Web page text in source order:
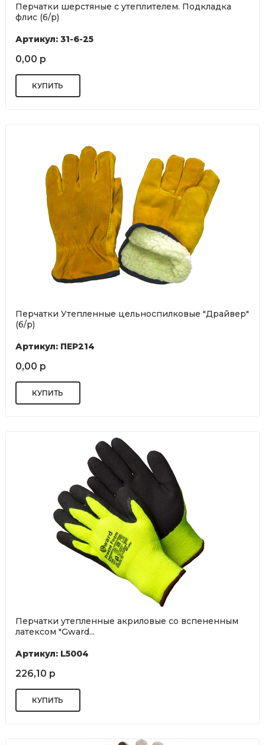
Перчатки шерстяные с утеплителем. Подкладка
флис (б/р)
Артикул: 31-6-25
0,00 р
Перчатки Утепленные цельноспилковые "Драйвер"
(б/р)
Артикул: ПЕР214
0,00 р
Перчатки утепленные акриловые со вспененным
латексом "Gward...
Артикул: L5004
226,10 р